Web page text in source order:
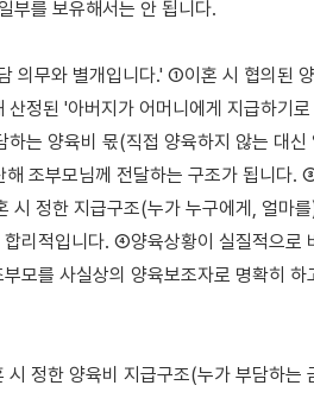
부를 보유해서는 안 됩니다.
의무와 별개입니다.' ①이혼 시 협의된
정된 '아버지가 어머니에게 지급하기로
는 양육비 몫(직접 양육하지 않는 대신
조부모님께 전달하는 구조가 됩니다.
시 정한 지급구조(누가 누구에게, 얼마
리적입니다. ④양육상황이 실질적으로
모를 사실상의 양육보조자로 명확히 하
정한 양육비 지급구조(누가 부담하는